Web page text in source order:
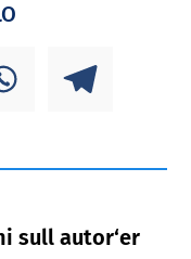
sull autor‘er